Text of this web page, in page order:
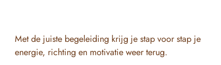
Met de juiste begeleiding krijg je stap voor stap je
energie, richting en motivatie weer terug.